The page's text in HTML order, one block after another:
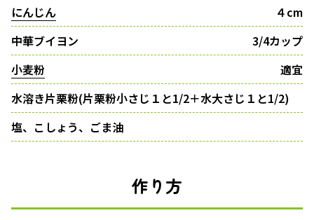
にんじん
４cm
中華ブイヨン
3/4カップ
小麦粉
適宜
水溶き片栗粉(片栗粉小さじ１と1/2＋水大さじ１と1/2)
塩、こしょう、ごま油
作り方